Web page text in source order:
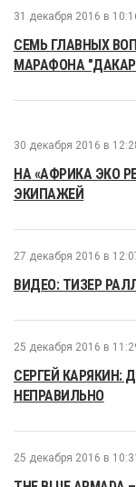
31 декабря 2016 в
СЕМЬ ГЛАВНЫХ
МАРАФОНА
30 декабря 2016 в
НА «АФРИКА ЭКО
ЭКИПАЖЕЙ
27 декабря 2016 в
ВИДЕО: ТИЗЕР
25 декабря 2016 в
СЕРГЕЙ КАРЯКИН:
НЕПРАВИЛЬНО
25 декабря 2016 в 10:31